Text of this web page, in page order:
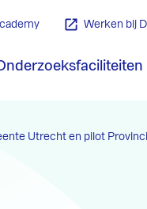
Werken bij
Utrecht en pilot